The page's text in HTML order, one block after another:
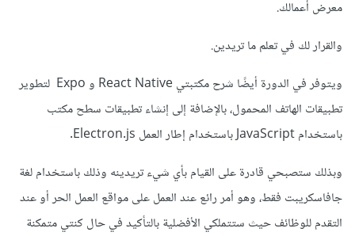
معرض أعمالك.
والقرار لك في تعلم ما تريدين.
ويتوفر في الدورة أيضًا شرح مكتبتي React Native و Expo لتطوير
تطبيقات الهاتف المحمول، بالإضافة إلى إنشاء تطبيقات سطح مكتب
باستخدام JavaScript باستخدام إطار العمل Electron.js.
وبذلك ستصبحي قادرة على القيام بأي شيء تريدينه وذلك باستخدام لغة
جافاسكريبت فقط، وهو أمر رائع عند العمل على مواقع العمل الحر أو عند
التقدم للوظائف حيث ستتملكي الأفضلية بالتأكيد في حال كنتي متمكنة